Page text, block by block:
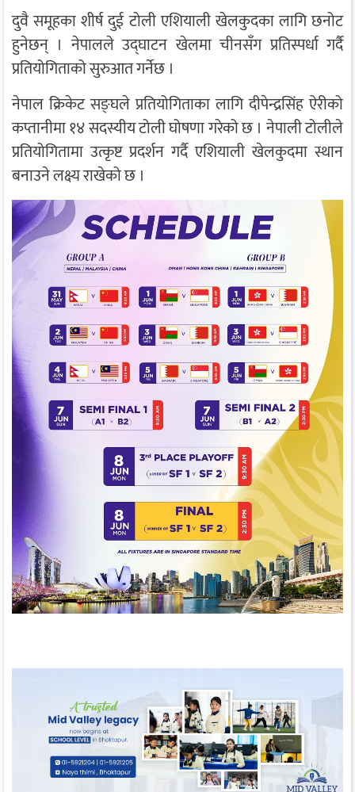
दुवै समूहका शीर्ष दुई टोली एशियाली खेलकुदका लागि छनोट
हुनेछन् । नेपालले उद्घाटन खेलमा चीनसँग प्रतिस्पर्धा गर्दै
प्रतियोगिताको सुरुआत गर्नेछ ।
नेपाल क्रिकेट सङ्घले प्रतियोगिताका लागि दीपेन्द्रसिंह ऐरीको
कप्तानीमा १४ सदस्यीय टोली घोषणा गरेको छ । नेपाली टोलीले
प्रतियोगितामा उत्कृष्ट प्रदर्शन गर्दै एशियाली खेलकुदमा स्थान
बनाउने लक्ष्य राखेको छ ।